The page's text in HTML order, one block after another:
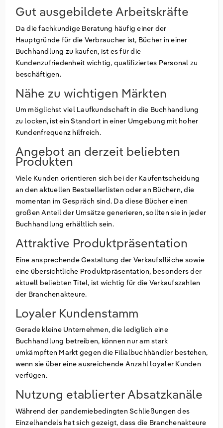
Gut ausgebildete Arbeitskräfte
Da die fachkundige Beratung häufig einer der
Hauptgründe für die Verbraucher ist, Bücher in einer
Buchhandlung zu kaufen, ist es für die
Kundenzufriedenheit wichtig, qualifiziertes Personal zu
beschäftigen.
Nähe zu wichtigen Märkten
Um möglichst viel Laufkundschaft in die Buchhandlung
zu locken, ist ein Standort in einer Umgebung mit hoher
Kundenfrequenz hilfreich.
Angebot an derzeit beliebten
Produkten
Viele Kunden orientieren sich bei der Kaufentscheidung
an den aktuellen Bestsellerlisten oder an Büchern, die
momentan im Gespräch sind. Da diese Bücher einen
großen Anteil der Umsätze generieren, sollten sie in jeder
Buchhandlung erhältlich sein.
Attraktive Produktpräsentation
Eine ansprechende Gestaltung der Verkaufsfläche sowie
eine übersichtliche Produktpräsentation, besonders der
aktuell beliebten Titel, ist wichtig für die Verkaufszahlen
der Branchenakteure.
Loyaler Kundenstamm
Gerade kleine Unternehmen, die lediglich eine
Buchhandlung betreiben, können nur am stark
umkämpften Markt gegen die Filialbuchhändler bestehen,
wenn sie über eine ausreichende Anzahl loyaler Kunden
verfügen.
Nutzung etablierter Absatzkanäle
Während der pandemiebedingten Schließungen des
Einzelhandels hat sich gezeigt, dass die Branchenakteure